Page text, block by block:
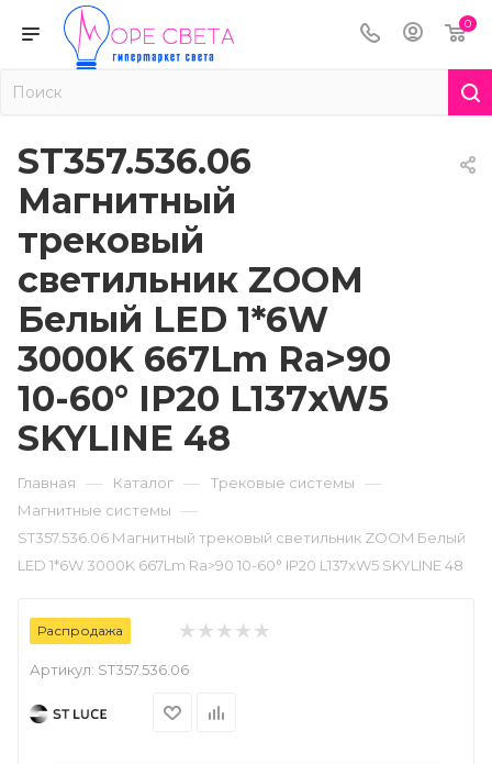
0
ST357.536.06
Магнитный
трековый
светильник ZOOM
Белый LED 1*6W
3000K 667Lm Ra>90
10-60° IP20 L137xW5
SKYLINE 48
Главная — Каталог — Трековые системы —
Магнитные системы —
ST357.536.06 Магнитный трековый светильник ZOOM Белый
LED 1*6W 3000K 667Lm Ra>90 10-60° IP20 L137xW5 SKYLINE 48
Распродажа
Артикул: ST357.536.06